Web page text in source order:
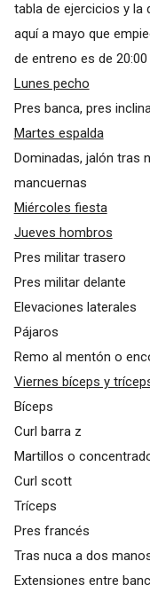
tabla de ejercicios y la
aquí a mayo que
de entreno es de 20:00
Lunes pecho
Pres banca, pres
Martes espalda
Dominadas, jalón tras
mancuernas
Miércoles fiesta
Jueves hombros
Pres militar trasero
Pres militar delante
Elevaciones laterales
Pájaros
Remo al mentón o
Viernes bíceps y
Bíceps
Curl barra z
Martillos o
Curl scott
Tríceps
Pres francés
Tras nuca a dos
Extensiones entre